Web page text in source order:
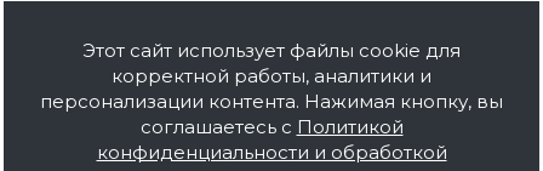
2026 © ООО Баустов. Собственное
производство лакокрасочной продукции,
оптовая и розничная продажа строительных
Этот сайт использует файлы cookie для
корректной работы, аналитики и
персонализации контента. Нажимая кнопку, вы
соглашаетесь с Политикой
конфиденциальности и обработкой